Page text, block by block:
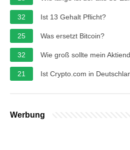
32 Ist 13 Gehalt Pflicht?
25 Was ersetzt Bitcoin?
32 Wie groß sollte mein
21 Ist Crypto.com in
Werbung